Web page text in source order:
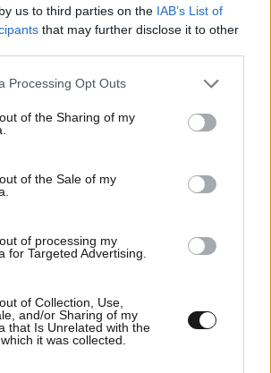
us to third parties on the IAB’s List of
that may further disclose it to other
website/app uses one or more Google
or usage behaviour. You may click to
to Google and its third-party tags to
specified purposes in below Google
Processing Opt Outs
of the Sharing of my
of the Sale of my
of processing my
for Targeted Advertising.
of Collection, Use,
and/or Sharing of my
that Is Unrelated with the
it was collected.